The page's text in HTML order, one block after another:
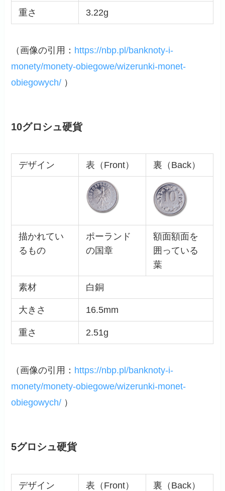
重さ 3.22g
（画像の引用： https://nbp.pl/banknoty-i-
monety/monety-obiegowe/wizerunki-monet-
obiegowych/ ）
10グロシュ硬貨
デザイン 表（Front） 裏（Back）
描かれてい
るもの
ポーランド
の国章
額面額面を
囲っている
葉
素材 白銅
大きさ 16.5mm
重さ 2.51g
（画像の引用： https://nbp.pl/banknoty-i-
monety/monety-obiegowe/wizerunki-monet-
obiegowych/ ）
5グロシュ硬貨
デザイン 表（Front） 裏（Back）